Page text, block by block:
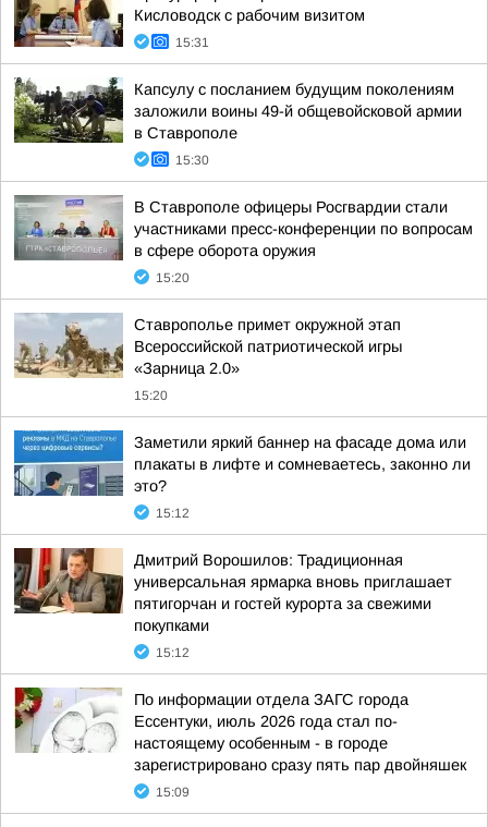
Кисловодск с рабочим визитом
15:31
Капсулу с посланием будущим поколениям
заложили воины 49-й общевойсковой армии
в Ставрополе
15:30
В Ставрополе офицеры Росгвардии стали
участниками пресс-конференции по вопросам
в сфере оборота оружия
15:20
Ставрополье примет окружной этап
Всероссийской патриотической игры
«Зарница 2.0»
15:20
Заметили яркий баннер на фасаде дома или
плакаты в лифте и сомневаетесь, законно ли
это?
15:12
Дмитрий Ворошилов: Традиционная
универсальная ярмарка вновь приглашает
пятигорчан и гостей курорта за свежими
покупками
15:12
По информации отдела ЗАГС города
Ессентуки, июль 2026 года стал по-
настоящему особенным - в городе
зарегистрировано сразу пять пар двойняшек
15:09